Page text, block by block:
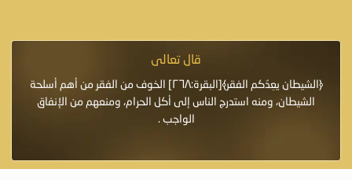
قال تعالى
﴿الشيطان يعِدُكم الفقر﴾[البقرة:٢٦٨] الخوف من الفقر من أهم أسلحة
الشيطان، ومنه استدرج الناس إلى أكل الحرام، ومنعهم من الإنفاق
الواجب .